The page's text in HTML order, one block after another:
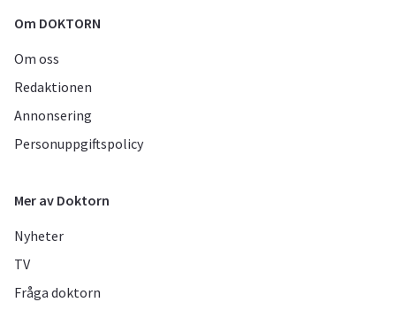
Om DOKTORN
Om oss
Redaktionen
Annonsering
Personuppgiftspolicy
Mer av Doktorn
Nyheter
TV
Fråga doktorn